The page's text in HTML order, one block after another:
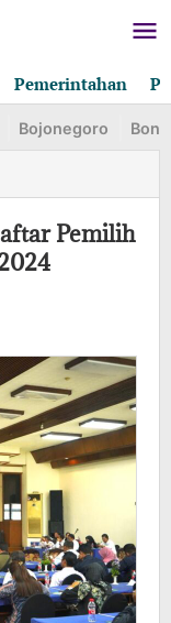
Pemerintahan
Bojonegoro
Pemilih